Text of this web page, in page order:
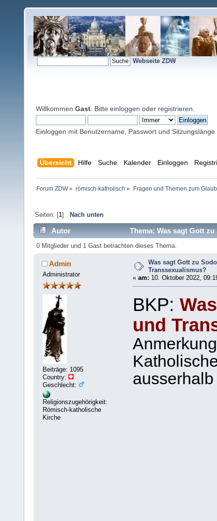
Webseite ZDW
Willkommen Gast . Bitte einloggen oder registrieren
Einloggen mit Benutzername, Passwort und Sitzungslänge
Übersicht Hilfe Suche Kalender Einloggen
Forum ZDW» römisch-katholisch » Fragen und Themen zum
Seiten: [1] Nach unten
Autor Thema: Was sagt Gott
0 Mitglieder und 1 Gast betrachten dieses Thema.
Admin
Administrator
Beiträge: 1095
Country:
Geschlecht:
Religionszugehörigkeit:
Römisch-katholische
Kirche
Was sagt Gott zu
Transsexualismus?
« am: 10. Oktober 2022,
BKP:
und